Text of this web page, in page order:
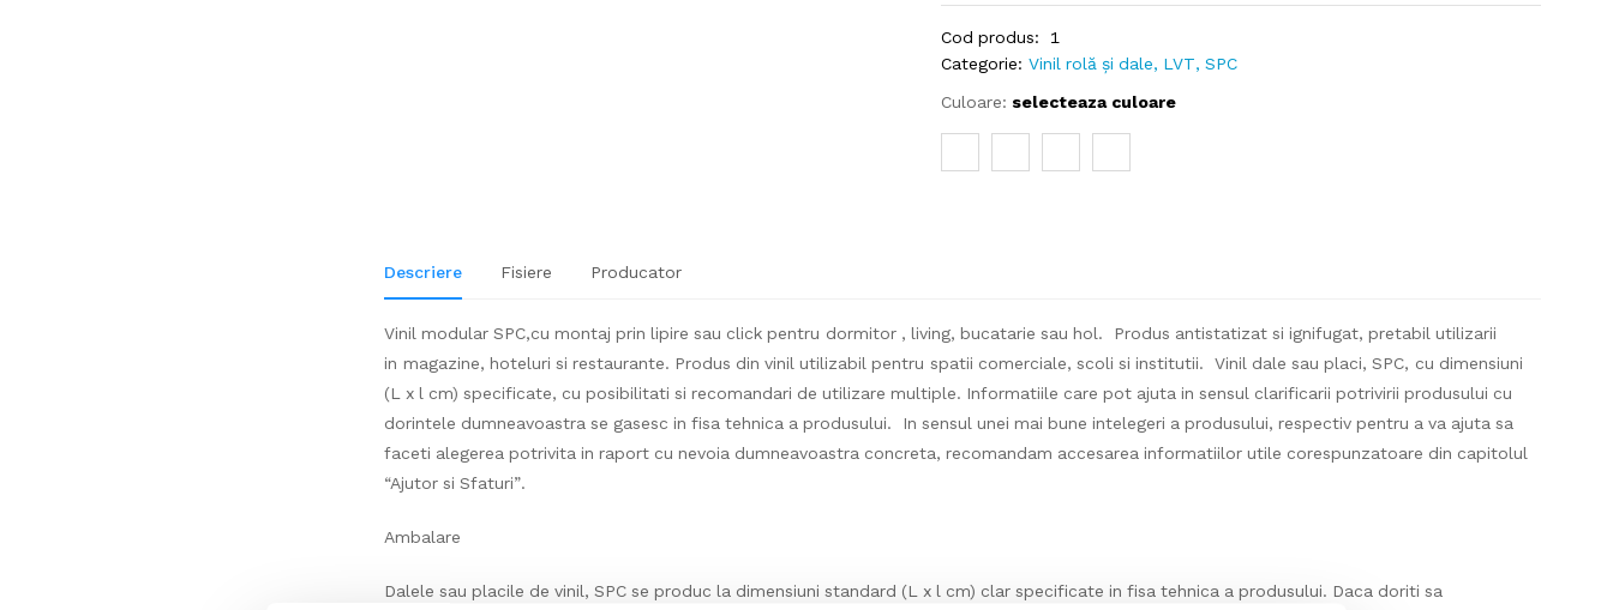
Cod produs:
1
Categorie: Vinil rolă și dale, LVT, SPC
Culoare: selecteaza culoare
Descriere Fisiere Producator
Vinil modular SPC,cu montaj prin lipire sau click pentru dormitor , living, bucatarie sau hol. Produs antistatizat si ignifugat, pretabil utilizarii
in magazine, hoteluri si restaurante. Produs din vinil utilizabil pentru spatii comerciale, scoli si institutii. Vinil dale sau placi, SPC, cu dimensiuni
(L x l cm) specificate, cu posibilitati si recomandari de utilizare multiple. Informatiile care pot ajuta in sensul clarificarii potrivirii produsului cu
dorintele dumneavoastra se gasesc in fisa tehnica a produsului. In sensul unei mai bune intelegeri a produsului, respectiv pentru a va ajuta sa
faceti alegerea potrivita in raport cu nevoia dumneavoastra concreta, recomandam accesarea informatiilor utile corespunzatoare din capitolul
“Ajutor si Sfaturi”.
Ambalare
Dalele sau placile de vinil, SPC se produc la dimensiuni standard (L x l cm) clar specificate in fisa tehnica a produsului. Daca doriti sa